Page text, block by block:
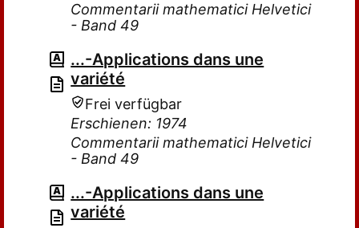
Commentarii mathematici Helvetici
- Band 49
...-Applications dans une
variété
Frei verfügbar
Erschienen: 1974
Commentarii mathematici Helvetici
- Band 49
...-Applications dans une
variété